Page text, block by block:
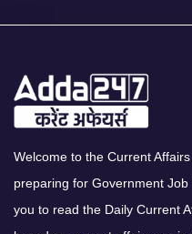
Welcome to the Current
preparing for Government
you to read the Daily Current